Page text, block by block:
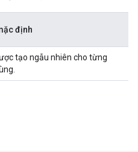
định
tạo ngẫu nhiên cho từng